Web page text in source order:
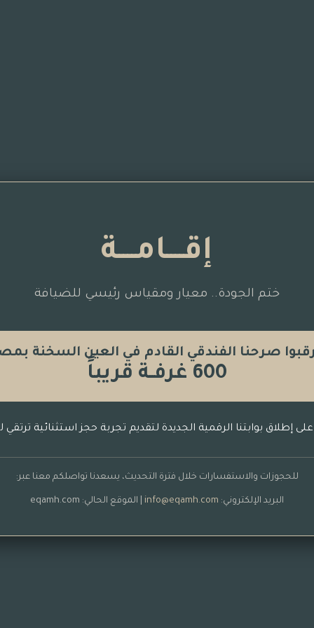
إقــــامــــة
ختم الجودة.. معيار ومقياس رئيسي للضيافة
صرحنا الفندقي القادم في العين السخنة
600 غرفــة قريباً
إطلاق بوابتنا الرقمية الجديدة لتقديم تجربة حجز استثنائية
للحجوزات والاستفسارات خلال فترة التحديث، يسعدنا تواصلكم معنا عبر:
البريد الإلكتروني: info@eqamh.com | الموقع الحالي: eqamh.com